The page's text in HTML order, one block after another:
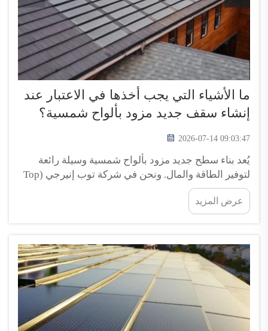
ما الأشياء التي يجب أخذها في الاعتبار عند
إنشاء سقف جديد مزود بألواح شمسية؟
2026-07-14 09:03:47
يُعد بناء سطح جديد مزود بألواح شمسية وسيلة رائعة
لتوفير الطاقة والمال. ونحن في شركة توب إنيرجي (Top
Energy) ندرك مدى أهمية التفكير الجيد في هذا المشروع.
وتُساعدك الألواح الشمسية على استخدام ضوء الشمس
لتوليد الطاقة اللازمة لتشغيل منزلك. ولكن قبل أن تبدأ،
عرض المزيد